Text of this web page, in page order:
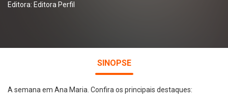
Editora: Editora Perfil
SINOPSE
A semana em Ana Maria. Confira os principais destaques: